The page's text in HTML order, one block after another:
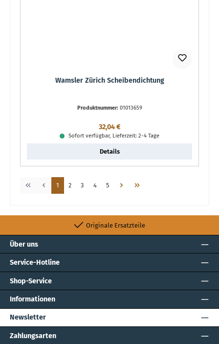
Wamsler Zürich Scheibendichtung
Produktnummer: 01013659
Regulärer Preis:
32,04 €
Sofort verfügbar, Lieferzeit: 2-4 Tage
Details
Seite
1 Seite
2 Seite
3 Seite
4 Seite
5
Originale Ersatzteile
Über uns
Service-Hotline
Shop-Service
Informationen
Newsletter
Zahlungsarten